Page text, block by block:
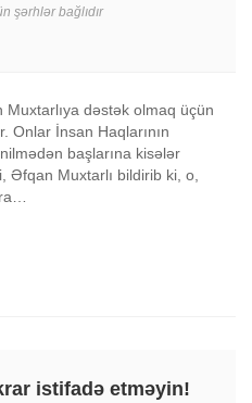
şərhlər bağlıdır
dəstək olmaq üçün
Onlar İnsan Haqlarının
başlarına kisələr
Əfqan Muxtarlı bildirib ki, o,
istifadə etməyin!